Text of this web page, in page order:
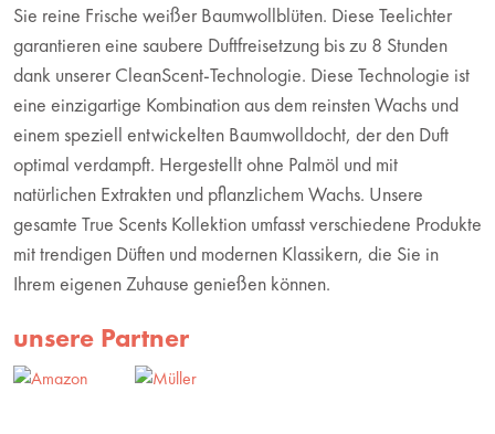
Sie reine Frische weißer Baumwollblüten. Diese Teelichter
garantieren eine saubere Duftfreisetzung bis zu 8 Stunden
dank unserer CleanScent-Technologie. Diese Technologie ist
eine einzigartige Kombination aus dem reinsten Wachs und
einem speziell entwickelten Baumwolldocht, der den Duft
optimal verdampft. Hergestellt ohne Palmöl und mit
natürlichen Extrakten und pflanzlichem Wachs. Unsere
gesamte True Scents Kollektion umfasst verschiedene Produkte
mit trendigen Düften und modernen Klassikern, die Sie in
Ihrem eigenen Zuhause genießen können.
unsere Partner